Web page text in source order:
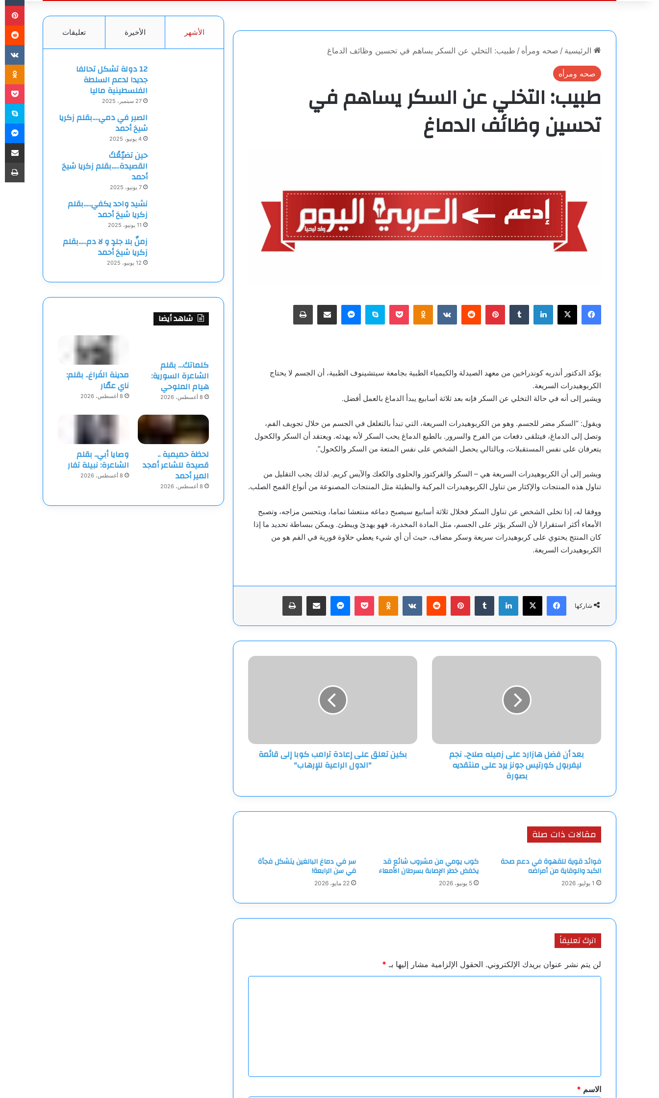
عن
الرئيسية / صحه ومرأه / طبيب: التخلي عن السكر يساهم في تحسين وظائف الدماغ
صحه ومرأه
طبيب: التخلي عن السكر يساهم في
تحسين وظائف الدماغ
فيسبوك
‫X لينكدإن بينتيريست Odnoklassniki
‫Pocketسكايبماسنجرمشاركة عبر البريد طباعة
يؤكد الدكتور أندريه كوندراخين من معهد الصيدلة والكيمياء الطبية بجامعة سيتشينوف الطبية، أن الجسم لا يحتاج
الكربوهيدرات السريعة.
ويشير إلى أنه في حالة التخلي عن السكر فإنه بعد ثلاثة أسابيع يبدأ الدماغ بالعمل أفضل.
ويقول: “السكر مضر للجسم. وهو من الكربوهيدرات السريعة، التي تبدأ بالتغلغل في الجسم من خلال تجويف الفم،
وتصل إلى الدماغ، فيتلقى دفعات من الفرح والسرور. بالطبع الدماغ يحب السكر لأنه يهدئه. ويعتقد أن السكر والكحول
يتعرفان على نفس المستقبلات، وبالتالي يحصل الشخص على نفس المتعة من السكر والكحول”.
ويشير إلى أن الكربوهيدرات السريعة هي – السكر والفركتوز والحلوى والكعك والآيس كريم. لذلك يجب التقليل من
تناول هذه المنتجات والإكثار من تناول الكربوهيدرات المركبة والبطيئة مثل المنتجات المصنوعة من أنواع القمح الصلب.
ووفقا له، إذا تخلى الشخص عن تناول السكر فخلال ثلاثة أسابيع سيصبح دماغه منتعشا تماما، ويتحسن مزاجه، وتصبح
الأمعاء أكثر استقرارا لأن السكر يؤثر على الجسم، مثل المادة المخدرة، فهو يهدئ ويبطئ. ويمكن ببساطة تحديد ما إذا
كان المنتج يحتوي على كربوهيدرات سريعة وسكر مضاف، حيث أن أي شيء يعطي حلاوة فورية في الفم هو من
الكربوهيدرات السريعة.
شاركها
فيسبوك
‫X لينكدإن بينتيريست Odnoklassniki
‫Pocketماسنجرمشاركة عبر البريد طباعة
بعد
ليفربول
كورتيس
منتقديه
بعد أن فضل هازارد على زميله صلاح.. نجم
ليفربول كورتيس جونز يرد على منتقديه
بصورة
بكين
"الدول
الراعية
بكين تعلق على إعادة ترامب كوبا إلى قائمة
"الدول الراعية للإرهاب"
مقالات ذات صلة
فوائد قوية للقهوة في دعم صحة
الكبد والوقاية من أمراضه
1 يوليو، 2026
كوب يومي من مشروب شائع قد
يخفض خطر الإصابة بسرطان الأمعاء
5 يونيو، 2026
سر في دماغ البالغين يتشكل فجأة
في سن الرابعة!
22 مايو، 2026
اترك تعليقاً
لن يتم نشر عنوان بريدك الإلكتروني. الحقول الإلزامية مشار إليها بـ *
*
الاسم *
الأشهر الأخيرة تعليقات
12 دولة تشكل تحالفا
جديدا لدعم السلطة
الفلسطينية ماليا
27 سبتمبر، 2025
الصبر في دمي….بقلم زكريا
شيخ أحمد
4 يونيو، 2025
حين تضيّعُكَ
القصيدة…..بقلم زكريا شيخ
أحمد
7 يونيو، 2025
نشيد واحد يكفي…..بقلم
زكريا شيخ أحمد
11 يونيو، 2025
زمنٌ بلا جلدٍ و لا دم…..بقلم
زكريا شيخ أحمد
12 يونيو، 2025
شاهد أيضا
كلماتك… بقلم
الشاعرة السورية:
هيام الملوحي
8 أغسطس، 2026
مدينة الفَراغ.. بقلم:
ناي عمّار
8 أغسطس، 2026
لحظة حميمية ..
قصيدة للشاعر أمجد
المير أحمد
8 أغسطس، 2026
وصايا أبي.. بقلم
الشاعرة: نبيلة تفار
8 أغسطس، 2026